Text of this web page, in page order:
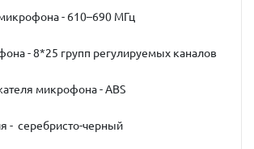
- 610–690 МГц
- 8*25 групп регулируемых каналов
микрофона - ABS
- серебристо-черный